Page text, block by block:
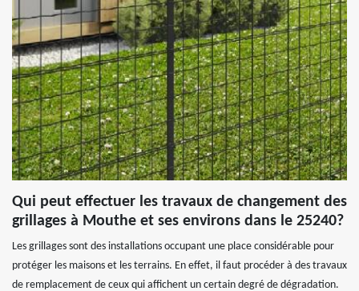
Qui peut effectuer les travaux de changement des
grillages à Mouthe et ses environs dans le 25240?
Les grillages sont des installations occupant une place considérable pour
protéger les maisons et les terrains. En effet, il faut procéder à des travaux
de remplacement de ceux qui affichent un certain degré de dégradation.